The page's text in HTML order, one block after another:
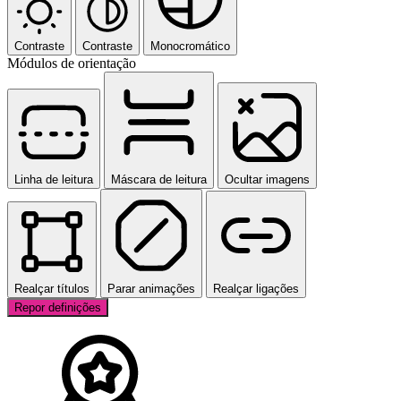
Contraste Contraste Monocromático
Módulos de orientação
Linha de leitura Máscara de leitura Ocultar imagens
Realçar títulos Parar animações
Realçar ligações
Repor definições